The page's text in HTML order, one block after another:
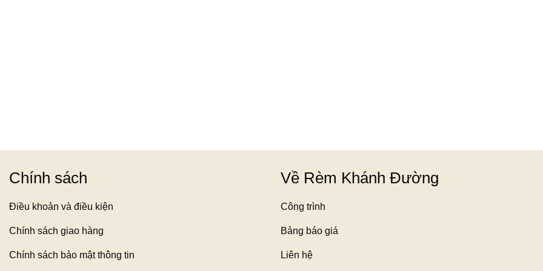
Chính sách
Điều khoản và điều kiện
Chính sách giao hàng
Chính sách bảo mật thông tin
Về Rèm Khánh Đường
Công trình
Bảng báo giá
Liên hệ